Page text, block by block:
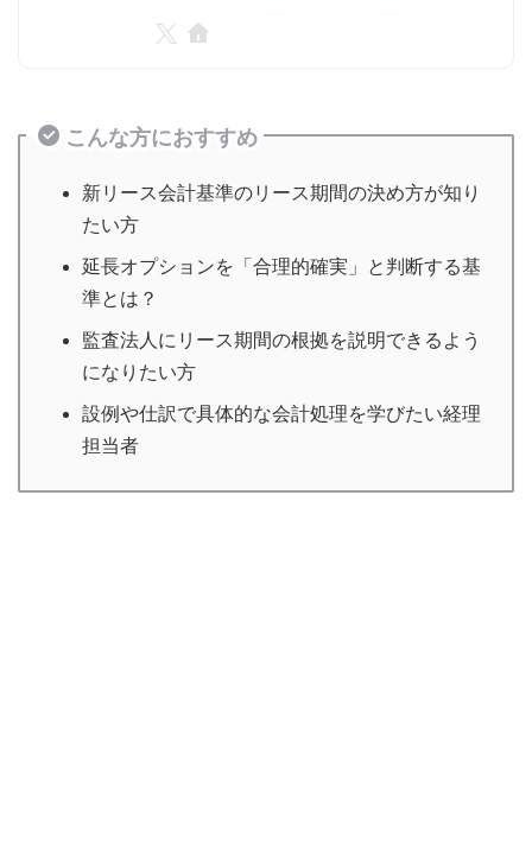
こんな方におすすめ
新リース会計基準のリース期間の決め方が知り
たい方
延長オプションを「合理的確実」と判断する基
準とは？
監査法人にリース期間の根拠を説明できるよう
になりたい方
設例や仕訳で具体的な会計処理を学びたい経理
担当者